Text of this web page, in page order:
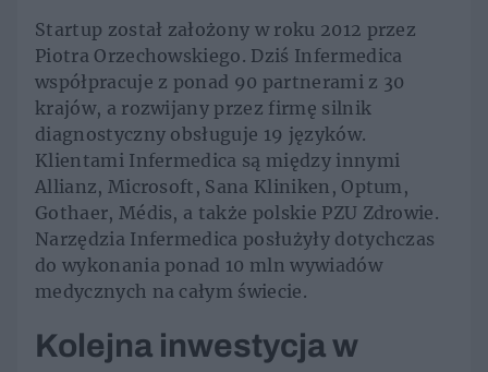
Startup został założony w roku 2012 przez
Piotra Orzechowskiego. Dziś Infermedica
współpracuje z ponad 90 partnerami z 30
krajów, a rozwijany przez firmę silnik
diagnostyczny obsługuje 19 języków.
Klientami Infermedica są między innymi
Allianz, Microsoft, Sana Kliniken, Optum,
Gothaer, Médis, a także polskie PZU Zdrowie.
Narzędzia Infermedica posłużyły dotychczas
do wykonania ponad 10 mln wywiadów
medycznych na całym świecie.
Kolejna inwestycja w